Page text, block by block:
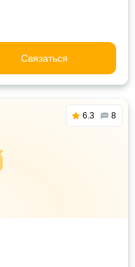
Связаться
6.3 8